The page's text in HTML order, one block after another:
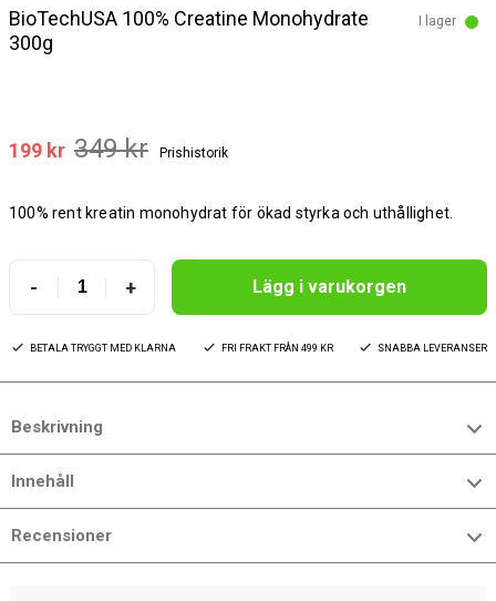
BioTechUSA 100% Creatine Monohydrate
300g
I lager
199 kr 349 kr Prishistorik
100% rent kreatin monohydrat för ökad styrka och uthållighet.
- + Lägg i varukorgen
BETALA TRYGGT MED KLARNA FRI FRAKT FRÅN 499 KR SNABBA LEVERANSER
Beskrivning
Innehåll
Recensioner